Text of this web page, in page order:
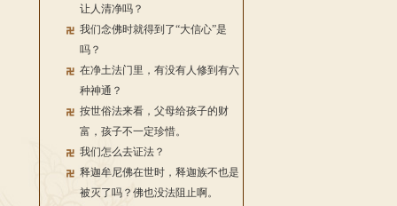
让人清净吗？
我们念佛时就得到了“大信心”是
吗？
在净土法门里，有没有人修到有六
种神通？
按世俗法来看，父母给孩子的财
富，孩子不一定珍惜。
我们怎么去证法？
释迦牟尼佛在世时，释迦族不也是
被灭了吗？佛也没法阻止啊。